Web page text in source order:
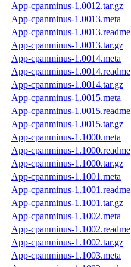
App-cpanminus-1.0012.tar.gz
App-cpanminus-1.0013.meta
App-cpanminus-1.0013.readme
App-cpanminus-1.0013.tar.gz
App-cpanminus-1.0014.meta
App-cpanminus-1.0014.readme
App-cpanminus-1.0014.tar.gz
App-cpanminus-1.0015.meta
App-cpanminus-1.0015.readme
App-cpanminus-1.0015.tar.gz
App-cpanminus-1.1000.meta
App-cpanminus-1.1000.readme
App-cpanminus-1.1000.tar.gz
App-cpanminus-1.1001.meta
App-cpanminus-1.1001.readme
App-cpanminus-1.1001.tar.gz
App-cpanminus-1.1002.meta
App-cpanminus-1.1002.readme
App-cpanminus-1.1002.tar.gz
App-cpanminus-1.1003.meta